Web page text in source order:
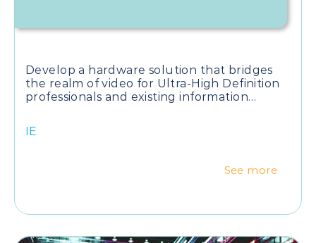
Develop a hardware solution that bridges
the realm of video for Ultra-High Definition
professionals and existing information
IE
See more